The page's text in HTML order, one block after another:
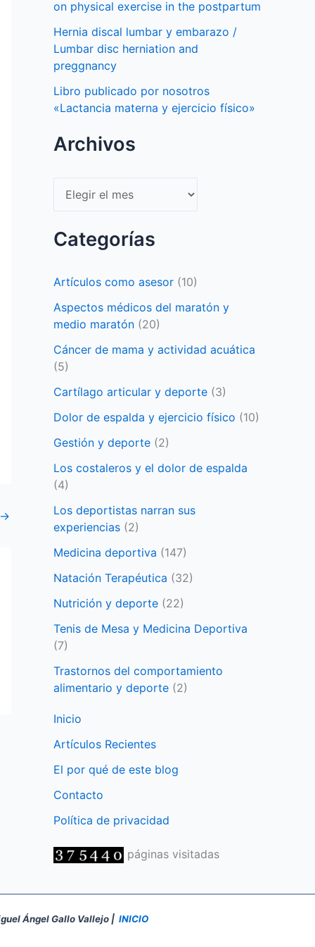
→
on physical exercise in the postpartum
Hernia discal lumbar y embarazo /
Lumbar disc herniation and
preggnancy
Libro publicado por nosotros
«Lactancia materna y ejercicio físico»
Archivos
Archivos
Categorías
Artículos como asesor (10)
Aspectos médicos del maratón y
medio maratón (20)
Cáncer de mama y actividad acuática
(5)
Cartílago articular y deporte (3)
Dolor de espalda y ejercicio físico (10)
Gestión y deporte (2)
Los costaleros y el dolor de espalda
(4)
Los deportistas narran sus
experiencias (2)
Medicina deportiva (147)
Natación Terapéutica (32)
Nutrición y deporte (22)
Tenis de Mesa y Medicina Deportiva
(7)
Trastornos del comportamiento
alimentario y deporte (2)
Inicio
Artículos Recientes
El por qué de este blog
Contacto
Política de privacidad
páginas visitadas
Ángel Gallo Vallejo | INICIO